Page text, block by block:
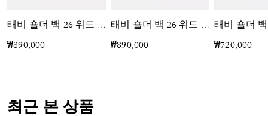
태비 숄더 백 26 위드 퀼팅
₩890,000
태비 숄더 백 26 위드 퀼팅
₩890,000 ₩720,000
최근 본 상품